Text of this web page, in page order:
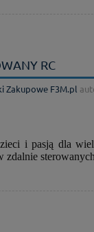
RC
Zakupowe F3M.pl
i pasją dla
zdalnie